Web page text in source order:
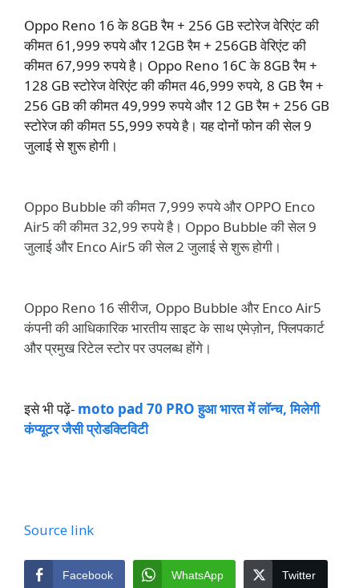
Oppo Reno 16 के 8GB रैम + 256 GB स्टोरेज वेरिएंट की
कीमत 61,999 रुपये और 12GB रैम + 256GB वेरिएंट की
कीमत 67,999 रुपये है। Oppo Reno 16C के 8GB रैम +
128 GB स्टोरेज वेरिएंट की कीमत 46,999 रुपये, 8 GB रैम +
256 GB की कीमत 49,999 रुपये और 12 GB रैम + 256 GB
स्टोरेज की कीमत 55,999 रुपये है। यह दोनों फोन की सेल 9
जुलाई से शुरू होगी।
Oppo Bubble की कीमत 7,999 रुपये और OPPO Enco
Air5 की कीमत 32,99 रुपये है। Oppo Bubble की सेल 9
जुलाई और Enco Air5 की सेल 2 जुलाई से शुरू होगी।
Oppo Reno 16 सीरीज, Oppo Bubble और Enco Air5
कंपनी की आधिकारिक भारतीय साइट के साथ एमेज़ोन, फ्लिपकार्ट
और प्रमुख रिटेल स्टोर पर उपलब्ध होंगे।
इसे भी पढ़ें- moto pad 70 PRO हुआ भारत में लॉन्च, मिलेगी
कंप्यूटर जैसी प्रोडक्टिविटी
Source link
Facebook WhatsApp Twitter